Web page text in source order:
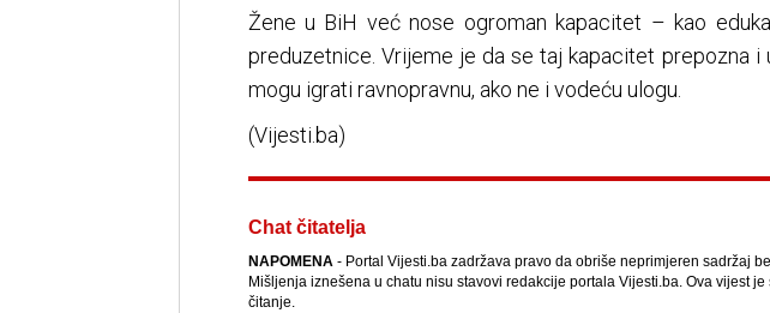
Žene u BiH već nose ogroman kapacitet – kao
preduzetnice. Vrijeme je da se taj kapacitet prepozna i
mogu igrati ravnopravnu, ako ne i vodeću ulogu.
(Vijesti.ba)
Chat čitatelja
NAPOMENA- Portal Vijesti.ba zadržava pravo da obriše neprimjeren sadržaj
Mišljenja iznešena u chatu nisu stavovi redakcije portala Vijesti.ba. Ova vijest
čitanje.